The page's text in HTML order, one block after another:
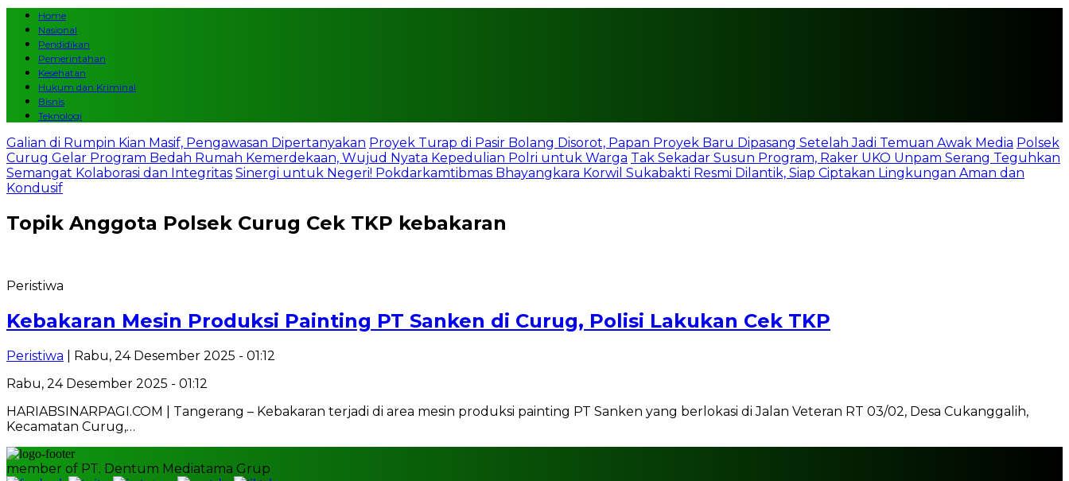
Home
Nasional
Pendidikan
Pemerintahan
Kesehatan
Hukum dan Kriminal
Bisnis
Teknologi
Galian di Rumpin Kian Masif, Pengawasan Dipertanyakan Proyek Turap di Pasir Bolang Disorot, Papan Proyek Baru Dipasang Setelah Jadi Temuan Awak Media Polsek
Curug Gelar Program Bedah Rumah Kemerdekaan, Wujud Nyata Kepedulian Polri untuk Warga Tak Sekadar Susun Program, Raker UKO Unpam Serang Teguhkan
Semangat Kolaborasi dan Integritas Sinergi untuk Negeri! Pokdarkamtibmas Bhayangkara Korwil Sukabakti Resmi Dilantik, Siap Ciptakan Lingkungan Aman dan
Kondusif
Topik Anggota Polsek Curug Cek TKP kebakaran
Peristiwa
Kebakaran Mesin Produksi Painting PT Sanken di Curug, Polisi Lakukan Cek TKP
Peristiwa | Rabu, 24 Desember 2025 - 01:12
Rabu, 24 Desember 2025 - 01:12
HARIABSINARPAGI.COM | Tangerang – Kebakaran terjadi di area mesin produksi painting PT Sanken yang berlokasi di Jalan Veteran RT 03/02, Desa Cukanggalih,
Kecamatan Curug,…
member of PT. Dentum Mediatama Grup